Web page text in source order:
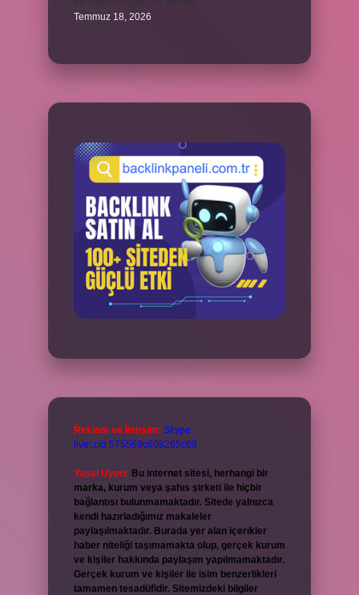
Temmuz 18, 2026
Reklam ve İletişim: Skype:
live:.cid.575569c608265c69
Yasal Uyarı: Bu internet sitesi, herhangi bir
marka, kurum veya şahıs şirketi ile hiçbir
bağlantısı bulunmamaktadır. Sitede yalnızca
kendi hazırladığımız makaleler
paylaşılmaktadır. Burada yer alan içerikler
haber niteliği taşımamakta olup, gerçek kurum
ve kişiler hakkında paylaşım yapılmamaktadır.
Gerçek kurum ve kişiler ile isim benzerlikleri
tamamen tesadüfidir. Sitemizdeki bilgiler